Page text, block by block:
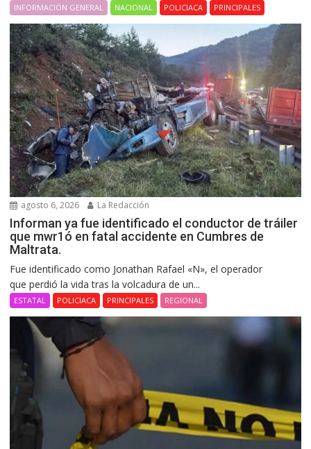
INFORMACIÓN GENERAL NACIONAL POLICIACA PRINCIPALES
agosto 6, 2026 La Redacción
Informan ya fue identificado el conductor de tráiler
que mwr1ó en fatal accidente en Cumbres de
Maltrata.
Fue identificado como Jonathan Rafael «N», el operador
que perdió la vida tras la volcadura de un...
ESTATAL POLICIACA PRINCIPALES REGIONAL